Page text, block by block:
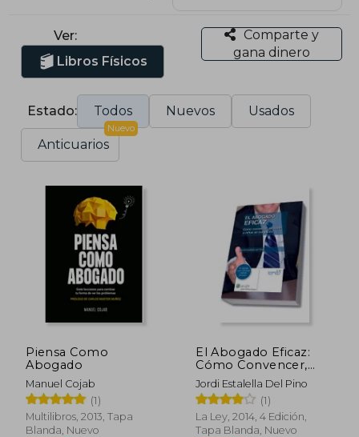
Ver:
Libros Físicos
Comparte y
gana dinero
Estado: Todos Nuevos Usados
Anticuarios
Nuevo
Piensa Como
Abogado
Manuel Cojab
(1)
Multilibros, 2013, Tapa
Blanda, Nuevo
El Abogado Eficaz:
Cómo Convencer,
Persuadir e Influir en
los Juicios
Jordi Estalella Del Pino
(1)
La Ley, 2014, 4 Edición,
Tapa Blanda, Nuevo